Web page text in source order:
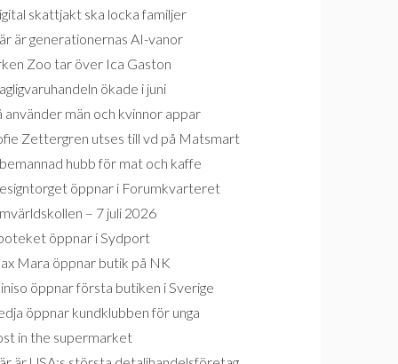
skattjakt ska locka familjer
är generationernas AI-vanor
Zoo tar över Ica Gaston
ökade i juni
använder män och kvinnor appar
Zettergren utses till vd på Matsmart
hubb för mat och kaffe
öppnar i Forumkvarteret
– 7 juli 2026
öppnar i Sydport
Mara öppnar butik på NK
öppnar första butiken i Sverige
öppnar kundklubben för unga
in the supermarket